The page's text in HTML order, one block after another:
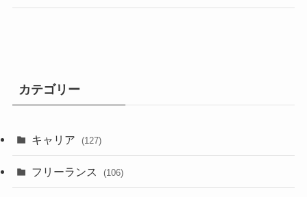
カテゴリー
キャリア (127)
フリーランス (106)